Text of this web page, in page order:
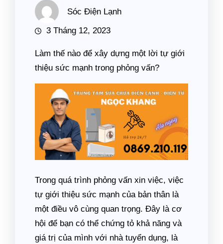
Sóc Điện Lạnh
3 Tháng 12, 2023
Làm thế nào để xây dựng một lời tự giới
thiệu sức mạnh trong phỏng vấn?
Trong quá trình phỏng vấn xin việc, việc
tự giới thiệu sức mạnh của bản thân là
một điều vô cùng quan trọng. Đây là cơ
hội để bạn có thể chứng tỏ khả năng và
giá trị của mình với nhà tuyển dụng, là